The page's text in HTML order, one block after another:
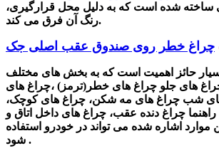
ساخته شده است که به دلیل محل قرارگیری،
رنگ آن فرق می کند.
حائز اهمیت است که به بخش های مختلف
های جلو چراغ های خطر(ترمز) ،چراغ های
های شب چراغ های مه شکن، چراغ های کوچک،
چراغ دنده عقب، چراغ های داخل اتاق و
موارد اشاره شده می تواند در خودرو استفاده
شود .